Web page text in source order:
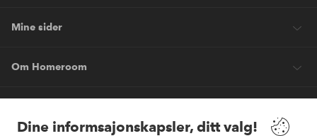
Dine informsajonskapsler, ditt valg!
Mine sider
Om Homeroom